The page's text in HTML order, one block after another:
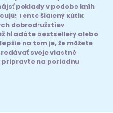
poklady v podobe kníh
Tento šialený kútik
dobrodružstiev
hľadáte bestsellery alebo
na tom je, že môžete
svoje vlastné
pripravte na poriadnu